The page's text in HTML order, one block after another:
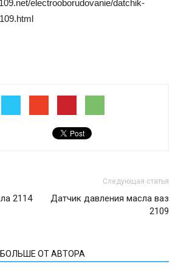
electrooborudovanie/datchik-
2114
Следующая статья
Датчик давления масла ваз
2109
БОЛЬШЕ ОТ АВТОРА